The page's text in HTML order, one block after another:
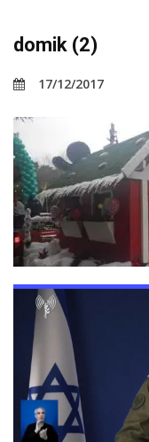
domik (2)
17/12/2017